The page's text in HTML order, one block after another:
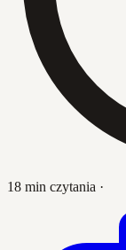
18 min czytania ·